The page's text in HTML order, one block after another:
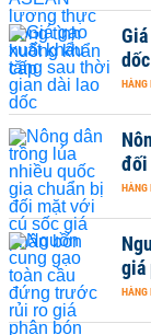
dốc
HÀNG
đối
HÀNG
giá
HÀNG